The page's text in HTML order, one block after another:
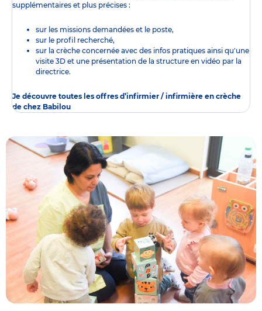
supplémentaires et plus précises :
sur les missions demandées et le poste,
sur le profil recherché,
sur la crèche concernée avec des infos pratiques ainsi qu'une
visite 3D et une présentation de la structure en vidéo par la
directrice.
Je découvre toutes les offres d’infirmier / infirmière en crèche
de chez Babilou